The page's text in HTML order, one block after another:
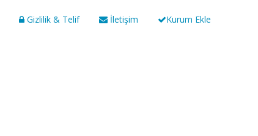
Gizlilik & Telif İletişim Kurum Ekle